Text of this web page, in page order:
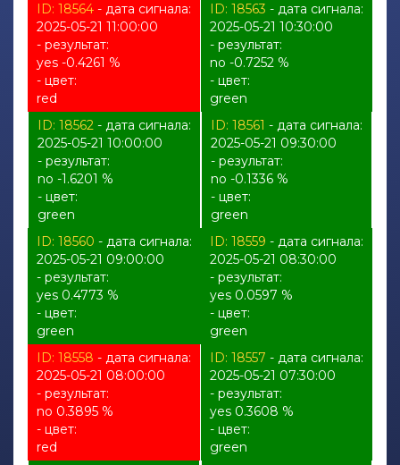
ID: 18564 - дата сигнала:
2025-05-21 11:00:00
- результат:
yes -0.4261 %
- цвет:
red
ID: 18563 - дата сигнала:
2025-05-21 10:30:00
- результат:
no -0.7252 %
- цвет:
green
ID: 18562 - дата сигнала:
2025-05-21 10:00:00
- результат:
no -1.6201 %
- цвет:
green
ID: 18561 - дата сигнала:
2025-05-21 09:30:00
- результат:
no -0.1336 %
- цвет:
green
ID: 18560 - дата сигнала:
2025-05-21 09:00:00
- результат:
yes 0.4773 %
- цвет:
green
ID: 18559 - дата сигнала:
2025-05-21 08:30:00
- результат:
yes 0.0597 %
- цвет:
green
ID: 18558 - дата сигнала:
2025-05-21 08:00:00
- результат:
no 0.3895 %
- цвет:
red
ID: 18557 - дата сигнала:
2025-05-21 07:30:00
- результат:
yes 0.3608 %
- цвет:
green